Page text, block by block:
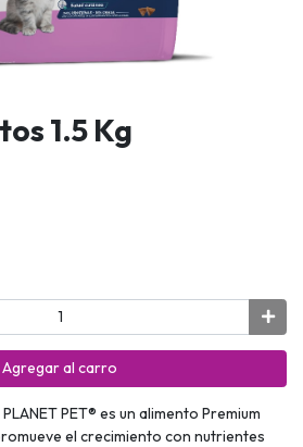
1.5 Kg
Agregar al carro
PLANET PET® es un alimento Premium
el crecimiento con nutrientes